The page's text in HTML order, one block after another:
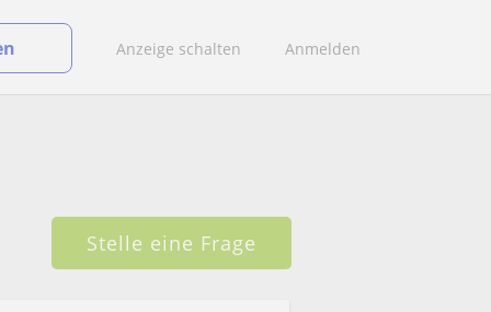
Anzeige schalten Anmelden
Stelle eine Frage